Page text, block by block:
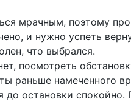
мрачным, поэтому
и нужно успеть
что выбрался.
посмотреть
раньше намеченного
до остановки спокойно.